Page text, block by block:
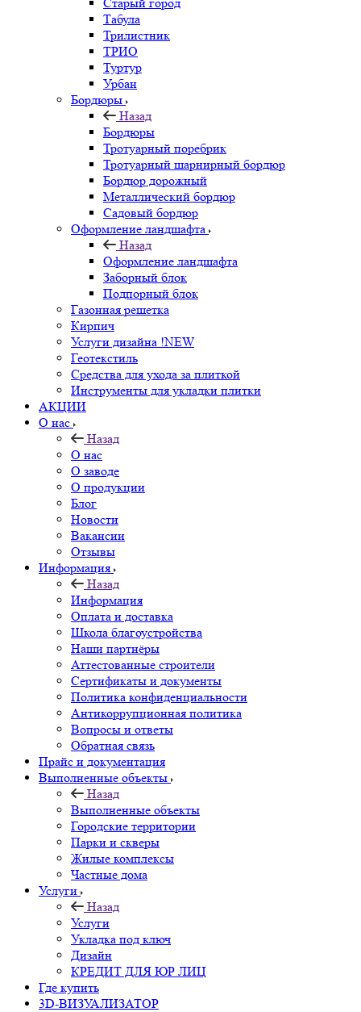
Табула
Трилистник
ТРИО
Туртур
Урбан
Бордюры
Назад
Бордюры
Тротуарный поребрик
Тротуарный шарнирный бордюр
Бордюр дорожный
Металлический бордюр
Садовый бордюр
Оформление ландшафта
Назад
Оформление ландшафта
Заборный блок
Подпорный блок
Газонная решетка
Кирпич
Услуги дизайна !NEW
Геотекстиль
Средства для ухода за плиткой
Инструменты для укладки плитки
АКЦИИ
О нас
Назад
О нас
О заводе
О продукции
Блог
Новости
Вакансии
Отзывы
Информация
Назад
Информация
Оплата и доставка
Школа благоустройства
Наши партнёры
Аттестованные строители
Сертификаты и документы
Политика конфиденциальности
Антикоррупционная политика
Вопросы и ответы
Обратная связь
Прайс и документация
Выполненные объекты
Назад
Выполненные объекты
Городские территории
Парки и скверы
Жилые комплексы
Частные дома
Услуги
Назад
Услуги
Укладка под ключ
Дизайн
КРЕДИТ ДЛЯ ЮР ЛИЦ
Где купить
3D-ВИЗУАЛИЗАТОР